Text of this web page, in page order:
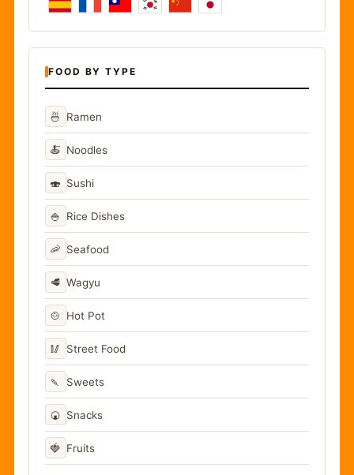
FOOD BY TYPE
🍜 Ramen
🍝 Noodles
🍣 Sushi
🍚 Rice Dishes
🦐 Seafood
🥩 Wagyu
🍲 Hot Pot
🥢 Street Food
🍡 Sweets
🍘 Snacks
🍓 Fruits